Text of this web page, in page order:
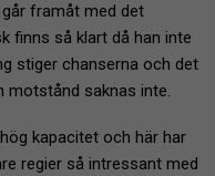
framåt med det
finns så klart då han inte
stiger chanserna och det
motstånd saknas inte.
kapacitet och här har
regier så intressant med